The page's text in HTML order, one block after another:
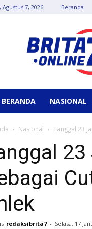
Agustus 7, 2026 Beranda
Online
BERANDA NASIONAL
Nasional Tanggal 23
redaksibrita7 - Selasa, 17